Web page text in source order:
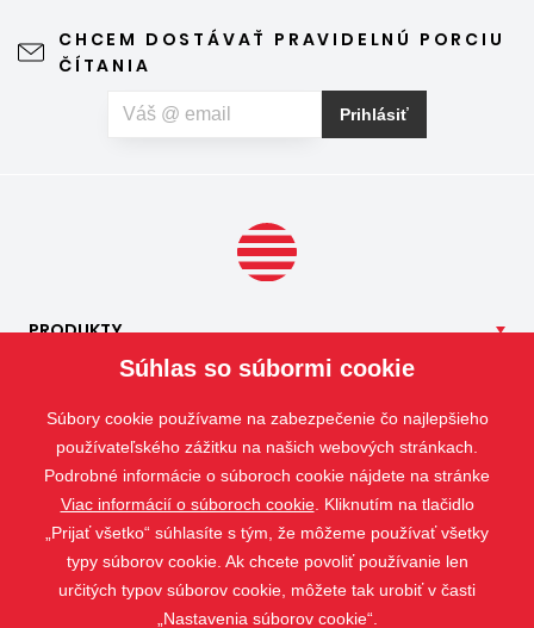
leto naplno. Kvalitná sieťka na hmyz zároveň nijako neruší
výhľad z okna ani vzhľad domu, vyžaduje len minimálnu
vás okrem hmyzu trápia aj peľové alergie, môžete zvoliť
špeciálnu sieť proti peľu, ktorá pomáha obmedziť
CHCEM DOSTÁVAŤ PRAVIDELNÚ PORCIU
ČÍTANIA
Prihlásiť
PRODUKTY
SLUŽBY
APLIKÁCIE
ISOTRA
KONTAKT
Súhlas so súbormi cookie
Súbory cookie používame na zabezpečenie čo najlepšieho
používateľského zážitku na našich webových stránkach.
Podrobné informácie o súboroch cookie nájdete na stránke
Viac informácií o súboroch cookie. Kliknutím na tlačidlo
„Prijať všetko“ súhlasíte s tým, že môžeme používať všetky
typy súborov cookie. Ak chcete povoliť používanie len
určitých typov súborov cookie, môžete tak urobiť v časti
„Nastavenia súborov cookie“.